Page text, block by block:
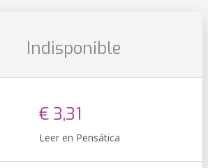
Indisponible
€ 3,31
Leer en Pensática